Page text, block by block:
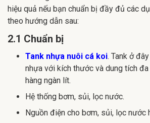
hiệu quả nếu bạn chuẩn bị đầy đủ các
theo hướng dẫn sau:
2.1 Chuẩn bị
Tank nhựa nuôi cá koi. Tank ở
nhựa với kích thước và dung tích
hàng ngàn lít.
Hệ thống bơm, sủi, lọc nước.
Nguồn điện cho bơm, sủi, lọc nước